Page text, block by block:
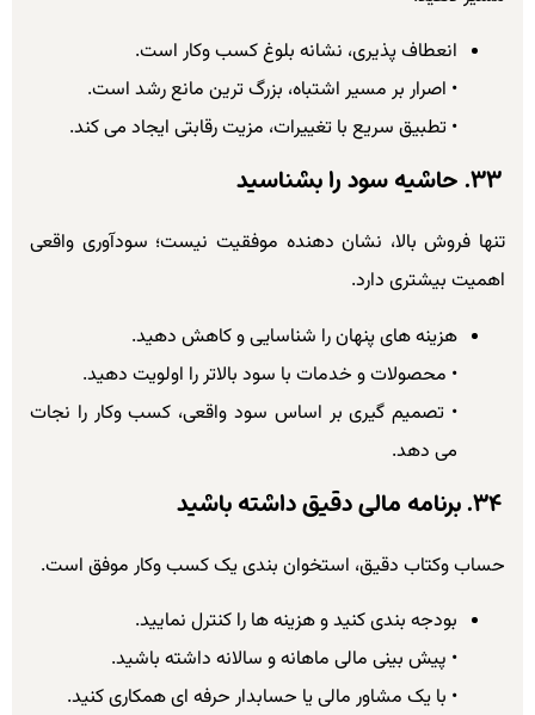
انعطاف پذیری، نشانه بلوغ کسب وکار است.
• اصرار بر مسیر اشتباه، بزرگ ترین مانع رشد است.
• تطبیق سریع با تغییرات، مزیت رقابتی ایجاد می کند.
تنها فروش بالا، نشان دهنده موفقیت نیست؛ سودآوری واقعی
اهمیت بیشتری دارد.
هزینه های پنهان را شناسایی و کاهش دهید.
• محصولات و خدمات با سود بالاتر را اولویت دهید.
• تصمیم گیری بر اساس سود واقعی، کسب وکار را نجات
می دهد.
حساب وکتاب دقیق، استخوان بندی یک کسب وکار موفق است.
بودجه بندی کنید و هزینه ها را کنترل نمایید.
• پیش بینی مالی ماهانه و سالانه داشته باشید.
• با یک مشاور مالی یا حسابدار حرفه ای همکاری کنید.